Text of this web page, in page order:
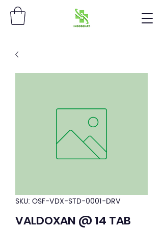
SKU: OSF-VDX-STD-0001-DRV
VALDOXAN @ 14 TAB